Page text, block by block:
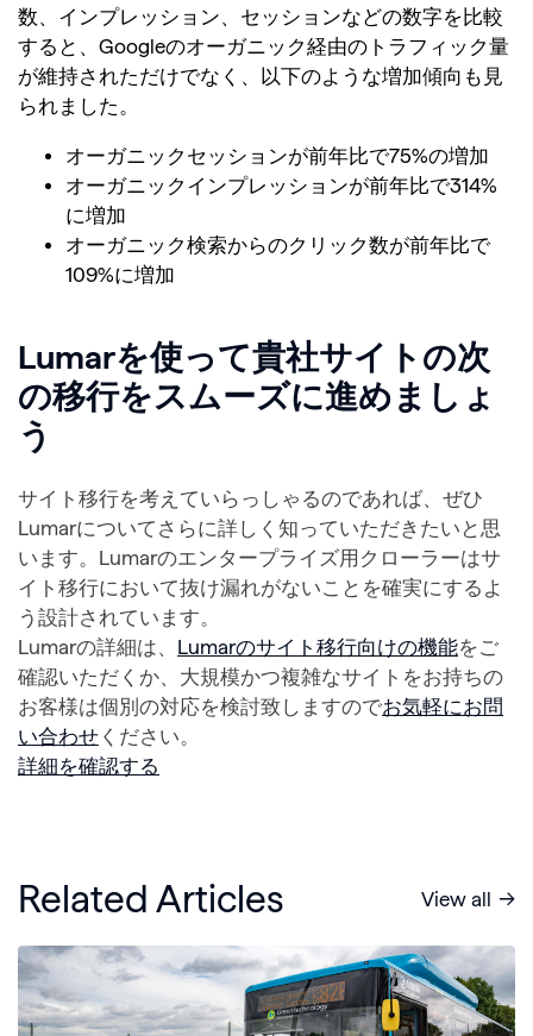
数、インプレッション、セッションなどの数字を比較
すると、Googleのオーガニック経由のトラフィック量
が維持されただけでなく、以下のような増加傾向も見
られました。
オーガニックセッションが前年比で75%の増加
オーガニックインプレッションが前年比で314%
に増加
オーガニック検索からのクリック数が前年比で
109%に増加
Lumarを使って貴社サイトの次
の移行をスムーズに進めましょ
う
サイト移行を考えていらっしゃるのであれば、ぜひ
Lumarについてさらに詳しく知っていただきたいと思
います。Lumarのエンタープライズ用クローラーはサ
イト移行において抜け漏れがないことを確実にするよ
う設計されています。
Lumarの詳細は、
Lumarのサイト移行向けの機能をご
確認いただくか、大規模かつ複雑なサイトをお持ちの
お客様は個別の対応を検討致しますのでお気軽にお問
い合わせ ください。
詳細を確認する
Related Articles View all